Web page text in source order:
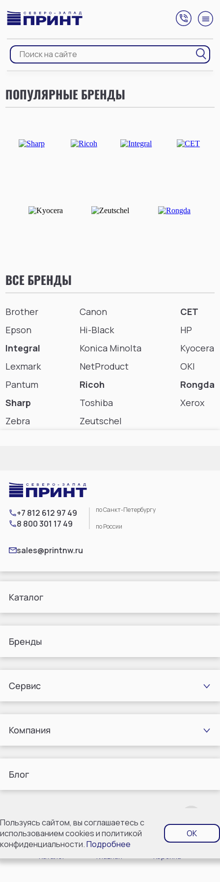
ПОПУЛЯРНЫЕ БРЕНДЫ
ВСЕ БРЕНДЫ
Brother
Epson
Integral
Lexmark
Pantum
Sharp
Zebra
Canon
Hi-Black
Konica Minolta
NetProduct
Ricoh
Toshiba
Zeutschel
CET
HP
Kyocera
OKI
Rongda
Xerox
+7 812 612 97 49
8 800 301 17 49
по Санкт-Петербургу
по России
sales@printnw.ru
Каталог
Бренды
Сервис
Компания
Блог
Политика конфиденциальности
Пользуясь сайтом, вы соглашаетесь с
использованием cookies и политикой
конфиденциальности.Подробнее
OK